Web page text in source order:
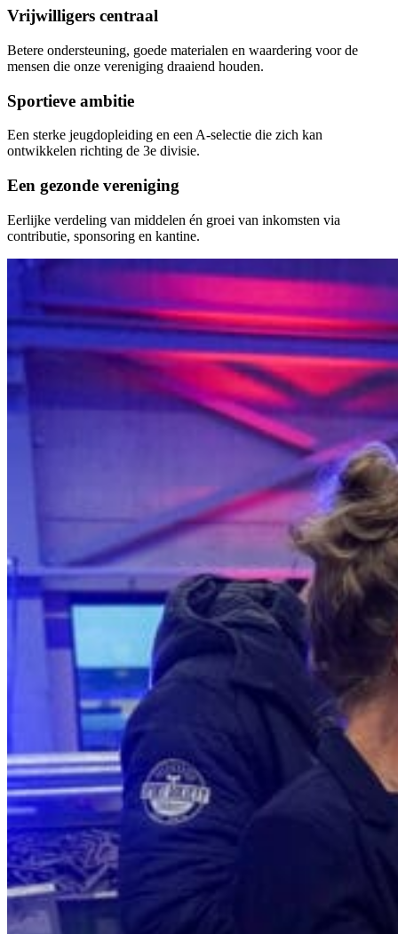
Vrijwilligers centraal
Betere ondersteuning, goede materialen en waardering voor de
mensen die onze vereniging draaiend houden.
Sportieve ambitie
Een sterke jeugdopleiding en een A-selectie die zich kan
ontwikkelen richting de 3e divisie.
Een gezonde vereniging
Eerlijke verdeling van middelen én groei van inkomsten via
contributie, sponsoring en kantine.